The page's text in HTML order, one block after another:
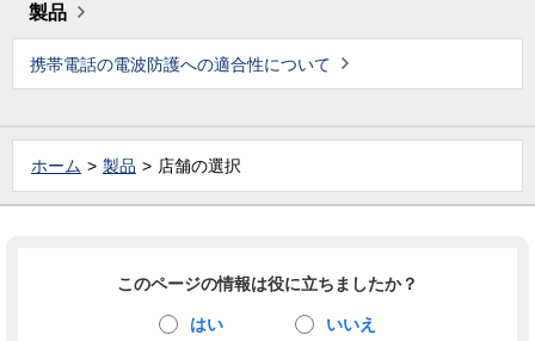
製品
携帯電話の電波防護への適合性について
ホーム 製品 店舗の選択
このページの情報は役に立ちましたか？
はい いいえ